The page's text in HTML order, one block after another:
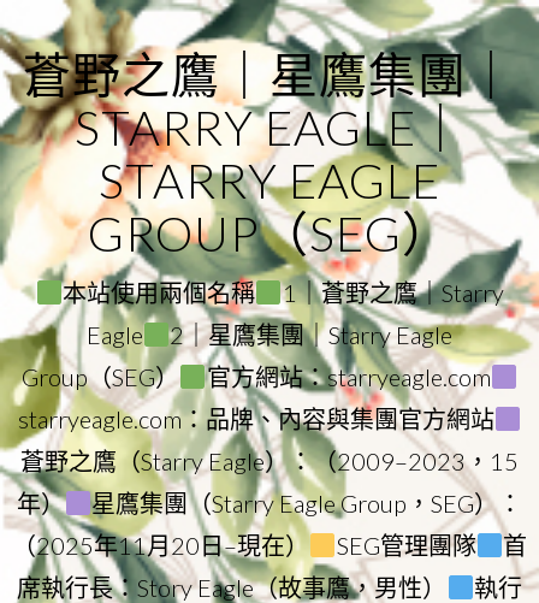
to
content
蒼野之鷹｜星鷹集團｜
STARRY EAGLE｜
STARRY EAGLE
GROUP（SEG）
本站使用兩個名稱
1｜蒼野之鷹｜Starry
Eagle
2｜星鷹集團｜Starry Eagle
Group（SEG）
官方網站：starryeagle.com
starryeagle.com：品牌、內容與集團官方網站
蒼野之鷹（Starry Eagle）：（2009–2023，15
年）
星鷹集團（Starry Eagle Group，SEG）：
（2025年11月20日–現在）
SEG管理團隊
首
席執行長：Story Eagle（故事鷹，男性）
執行